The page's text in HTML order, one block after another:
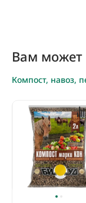
Вам может
Компост, навоз,